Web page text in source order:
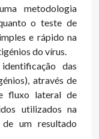
metodologia
o teste de
e rápido na
do vírus.
das
através de
fluxo lateral de
utilizados na
um resultado